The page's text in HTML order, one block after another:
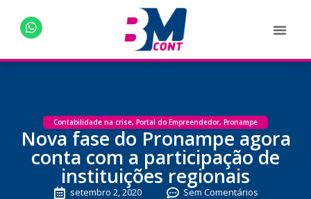
Contabilidade na crise, Portal do Empreendedor, Pronampe
Nova fase do Pronampe agora
conta com a participação de
instituições regionais
setembro 2, 2020 Sem Comentários